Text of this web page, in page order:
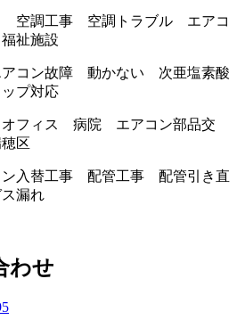
空調工事 空調トラブル エアコ
祉施設
コン故障 動かない 次亜塩素酸
プ対応
フィス 病院 エアコン部品交
区
入替工事 配管工事 配管引き直
漏れ
わせ